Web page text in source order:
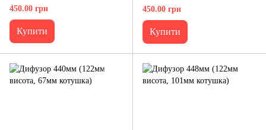
450.00 грн
Купити
450.00 грн
Купити